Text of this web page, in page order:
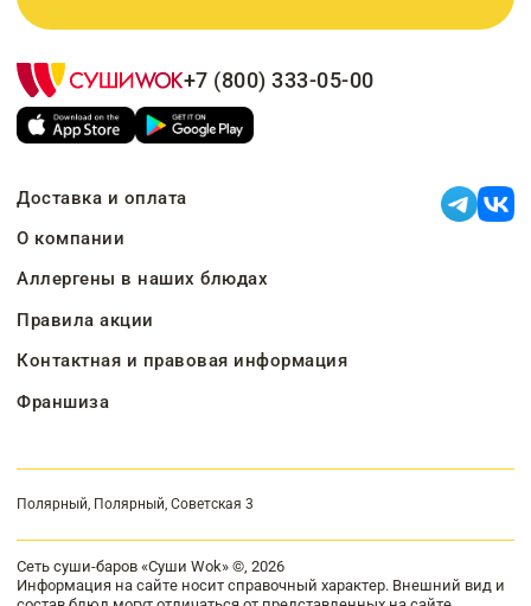
+7 (800) 333-05-00
Доставка и оплата
О компании
Аллергены в наших блюдах
Правила акции
Контактная и правовая информация
Франшиза
Полярный, Полярный, Советская 3
Сеть суши-баров «Суши Wok» ©, 2026
Информация на сайте носит справочный характер. Внешний вид и